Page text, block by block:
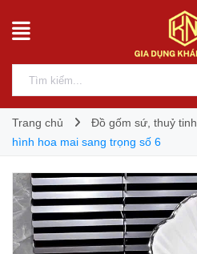
Trang chủ Đồ gốm sứ, thuỷ tinh
hình hoa mai sang trọng số 6